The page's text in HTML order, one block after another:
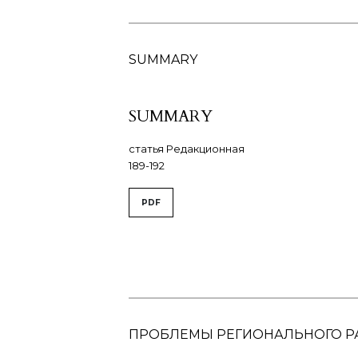
SUMMARY
SUMMARY
статья Редакционная
189-192
PDF
ПРОБЛЕМЫ РЕГИОНАЛЬНОГО